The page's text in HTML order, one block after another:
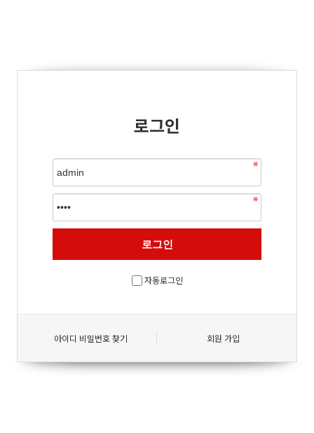
로그인
자동로그인
아이디 비밀번호 찾기 회원 가입